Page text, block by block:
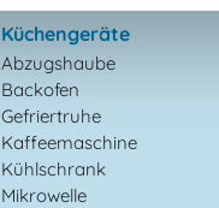
Küchengeräte
Abzugshaube
Backofen
Gefriertruhe
Kaffeemaschine
Kühlschrank
Mikrowelle